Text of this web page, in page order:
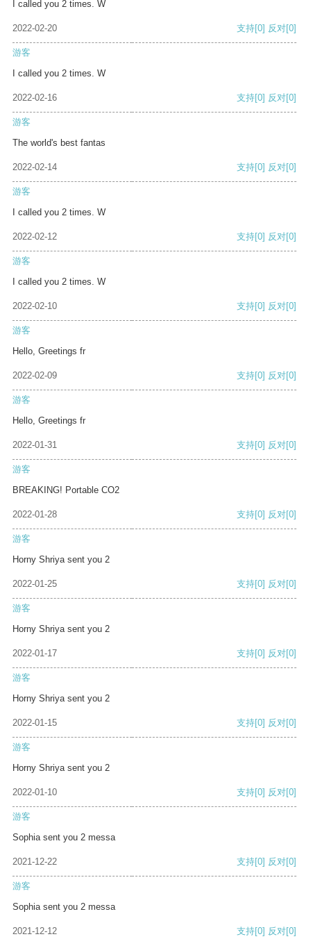
I called you 2 times. W
2022-02-20 支持[0] 反对[0]
游客
I called you 2 times. W
2022-02-16 支持[0] 反对[0]
游客
The world's best fantas
2022-02-14 支持[0] 反对[0]
游客
I called you 2 times. W
2022-02-12 支持[0] 反对[0]
游客
I called you 2 times. W
2022-02-10 支持[0] 反对[0]
游客
Hello, Greetings fr
2022-02-09 支持[0] 反对[0]
游客
Hello, Greetings fr
2022-01-31 支持[0] 反对[0]
游客
BREAKING! Portable CO2
2022-01-28 支持[0] 反对[0]
游客
Horny Shriya sent you 2
2022-01-25 支持[0] 反对[0]
游客
Horny Shriya sent you 2
2022-01-17 支持[0] 反对[0]
游客
Horny Shriya sent you 2
2022-01-15 支持[0] 反对[0]
游客
Horny Shriya sent you 2
2022-01-10 支持[0] 反对[0]
游客
Sophia sent you 2 messa
2021-12-22 支持[0] 反对[0]
游客
Sophia sent you 2 messa
2021-12-12 支持[0] 反对[0]